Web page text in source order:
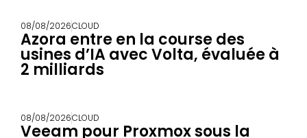
08/08/2026CLOUD
Azora entre en la course des
usines d’IA avec Volta, évaluée à
2 milliards
08/08/2026CLOUD
Veeam pour Proxmox sous la